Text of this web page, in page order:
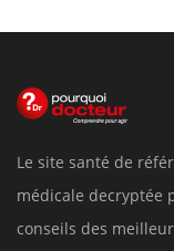
Le site santé de
médicale decryptée
conseils des